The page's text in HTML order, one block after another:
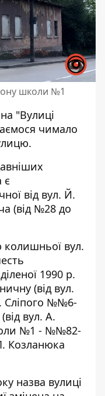
школи №1
"Вулиці
чимало
є
від вул. Й.
(від №28 до
вул.
1990 р.
(від вул.
Сліпого №№6-
вул. А.
№1 - №№82-
Козланюка
назва вулиці